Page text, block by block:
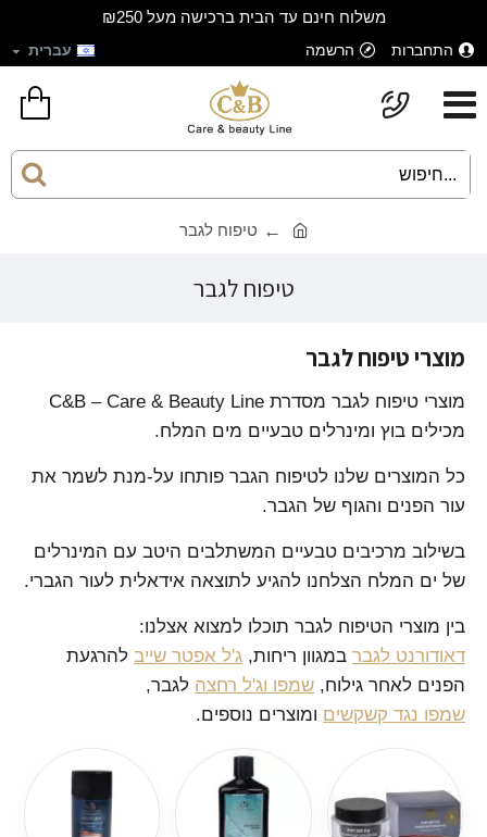
משלוח חינם עד הבית ברכישה מעל ₪250
התחברות הרשמה עברית
טיפוח לגבר
טיפוח לגבר
מוצרי טיפוח לגבר
מוצרי טיפוח לגבר מסדרת C&B – Care & Beauty Line
מכילים בוץ ומינרלים טבעיים מים המלח.
כל המוצרים שלנו לטיפוח הגבר פותחו על-מנת לשמר את
עור הפנים והגוף של הגבר.
בשילוב מרכיבים טבעיים המשתלבים היטב עם המינרלים
של ים המלח הצלחנו להגיע לתוצאה אידאלית לעור הגברי.
בין מוצרי הטיפוח לגבר תוכלו למצוא אצלנו:
דאודורנט לגבר במגוון ריחות, ג'ל אפטר שייב להרגעת
הפנים לאחר גילוח, שמפו וג'ל רחצה לגבר,
שמפו נגד קשקשים ומוצרים נוספים.